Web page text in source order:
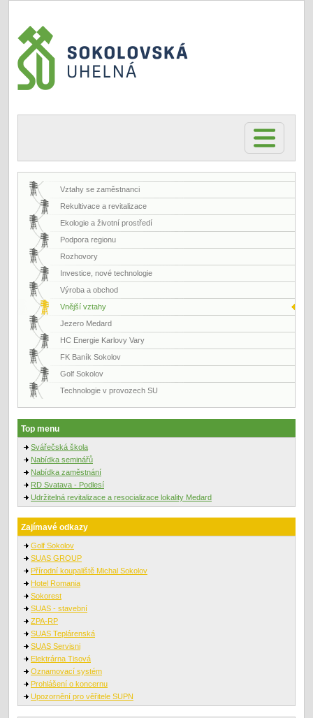
Vztahy se zaměstnanci
Rekultivace a revitalizace
Ekologie a životní prostředí
Podpora regionu
Rozhovory
Investice, nové technologie
Výroba a obchod
Vnější vztahy
Jezero Medard
HC Energie Karlovy Vary
FK Baník Sokolov
Golf Sokolov
Technologie v provozech SU
Top menu
Svářečská škola
Nabídka seminářů
Nabídka zaměstnání
RD Svatava - Podlesí
Udržitelná revitalizace a resocializace lokality Medard
Zajímavé odkazy
Golf Sokolov
SUAS GROUP
Přírodní koupaliště Michal Sokolov
Hotel Romania
Sokorest
SUAS - stavební
ZPA-RP
SUAS Teplárenská
SUAS Servisni
Elektrárna Tisová
Oznamovací systém
Prohlášení o koncernu
Upozornění pro věřitele SUPN